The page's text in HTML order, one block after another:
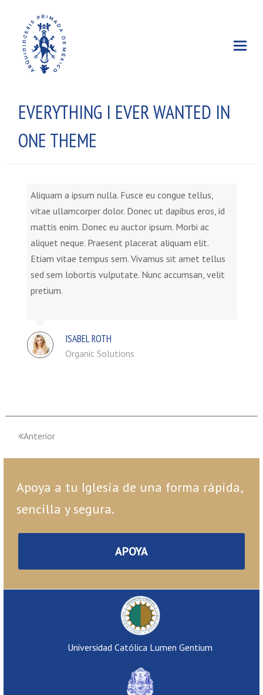
EVERYTHING I EVER WANTED IN
ONE THEME
Aliquam a ipsum nulla. Fusce eu congue tellus,
vitae ullamcorper dolor. Donec ut dapibus eros, id
mattis enim. Donec eu auctor ipsum. Morbi ac
aliquet neque. Praesent placerat aliquam elit.
Etiam vitae tempus sem. Vivamus sit amet tellus
sed sem lobortis vulputate. Nunc accumsan, velit
pretium.
ISABEL ROTH
Organic Solutions
Anterior
Apoya a tu Iglesia de una forma rápida,
sencilla y segura.
APOYA
Universidad Católica Lumen Gentium